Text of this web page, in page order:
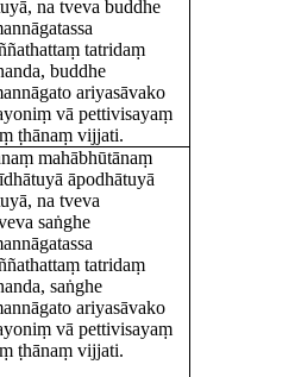
na tveva buddhe
tatridaṃ
buddhe
ariyasāvako
vā pettivisayaṃ
ṭhānaṃ vijjati.
mahābhūtānaṃ
āpodhātuyā
na tveva
saṅghe
tatridaṃ
saṅghe
ariyasāvako
vā pettivisayaṃ
ṭhānaṃ vijjati.